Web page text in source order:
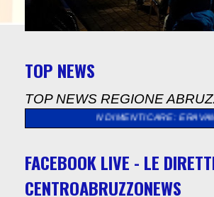
TOP NEWS
TOP NEWS REGIONE
NON DIMENTICARE: ERAVAMO NOI
FACEBOOK LIVE - LE
CENTROABRUZZONEWS